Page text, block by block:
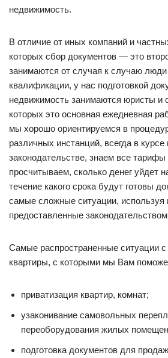
недвижимость.
В отличие от иных компаний и
которых сбор документов — это
занимаются от случая к случаю
квалификации, у нас подготовкой
недвижимость занимаются юристы и
которых это основная ежедневная
мы хорошо ориентируемся в
различных инстанций, всегда в
законодательстве, знаем все тарифы
просчитываем, сколько денег уйдет
течение какого срока будут готовы
самые сложные ситуации, используя
предоставленные
Самые распространенные ситуации
квартиры, с которыми мы Вам
приватизация квартир, комнат;
узаконивание самовольных
переоборудования жилых
подготовка документов для